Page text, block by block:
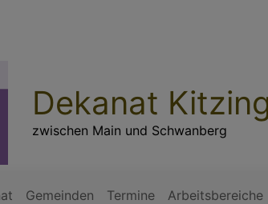
Dekanat
zwischen Main und Schwanberg
Gemeinden Termine Arbeitsbereiche